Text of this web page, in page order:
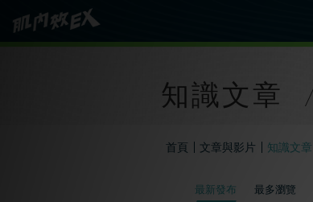
知識文章
首頁 文章與影片 知識文章
最新發布 最多瀏覽